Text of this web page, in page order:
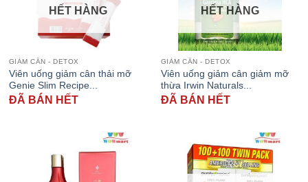
HẾT HÀNG
GIẢM CÂN - DETOX
Viên uống giảm cân thải mỡ
Genie Slim Recipe...
ĐÃ BÁN HẾT
HẾT HÀNG
GIẢM CÂN - DETOX
Viên uống giảm cân giảm mỡ
thừa Irwin Naturals...
ĐÃ BÁN HẾT